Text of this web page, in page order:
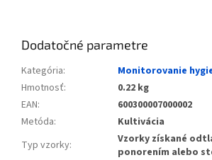
Dodatočné parametre
Kategória:
Monitorovanie
Hmotnosť:
0.22 kg
EAN:
600300007000002
Metóda:
Kultivácia
Typ vzorky:
Vzorky získané
ponorením alebo